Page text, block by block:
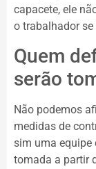
capacete, ele
o trabalhador
Quem
serão
Não podemos
medidas de
sim uma equipe
tomada a partir